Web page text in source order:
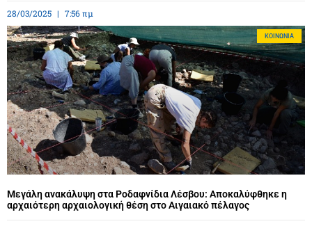
28/03/2025 7:56 πμ
ΚΟΙΝΩΝΊΑ
Μεγάλη ανακάλυψη στα Ροδαφνίδια Λέσβου: Αποκαλύφθηκε η
αρχαιότερη αρχαιολογική θέση στο Αιγαιακό πέλαγος